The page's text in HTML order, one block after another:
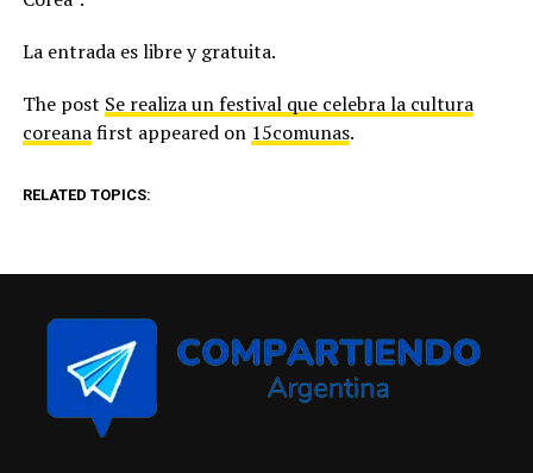
La entrada es libre y gratuita.
The post Se realiza un festival que celebra la cultura
coreanafirst appeared on 15comunas.
RELATED TOPICS: